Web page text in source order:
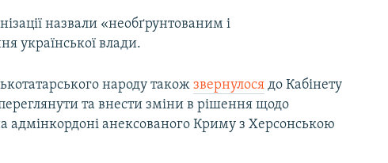
назвали «необґрунтованим і
української влади.
народу такожзвернулося до Кабінету
та внести зміни в рішення щодо
адмінкордоні анексованого Криму з Херсонською